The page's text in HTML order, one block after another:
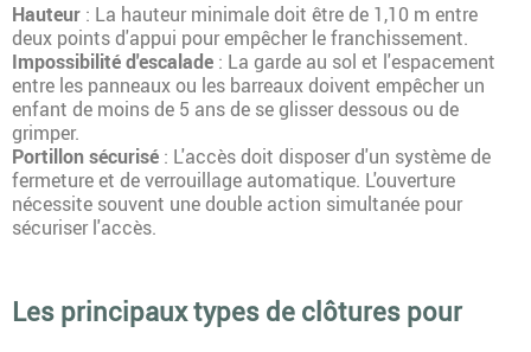
Hauteur : La hauteur minimale doit être de 1,10 m entre
deux points d'appui pour empêcher le franchissement.
Impossibilité d'escalade : La garde au sol et l'espacement
entre les panneaux ou les barreaux doivent empêcher un
enfant de moins de 5 ans de se glisser dessous ou de
grimper.
Portillon sécurisé : L'accès doit disposer d'un système de
fermeture et de verrouillage automatique. L'ouverture
nécessite souvent une double action simultanée pour
sécuriser l'accès.
Les principaux types de clôtures pour